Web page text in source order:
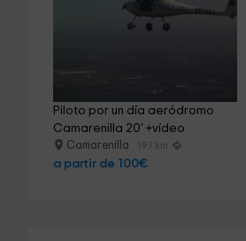
Piloto por un día aeródromo
Camarenilla 20' +vídeo
Camarenilla 19.1 km
a partir de 100€